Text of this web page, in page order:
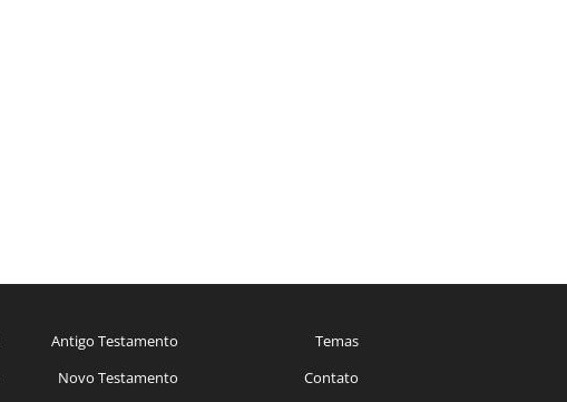
Antigo Testamento
Novo Testamento
Temas
Contato